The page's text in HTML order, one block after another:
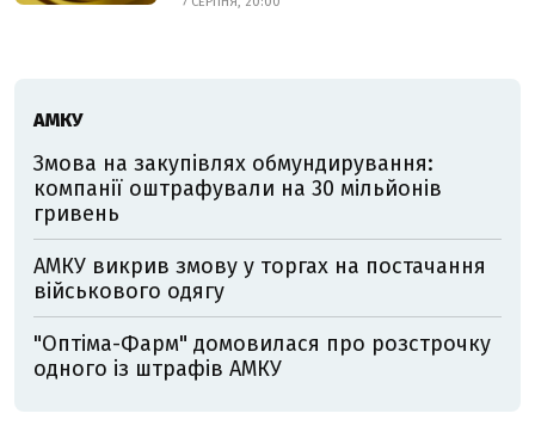
АМКУ
Змова на закупівлях обмундирування:
компанії оштрафували на 30 мільйонів
гривень
АМКУ викрив змову у торгах на постачання
військового одягу
"Оптіма-Фарм" домовилася про розстрочку
одного із штрафів АМКУ